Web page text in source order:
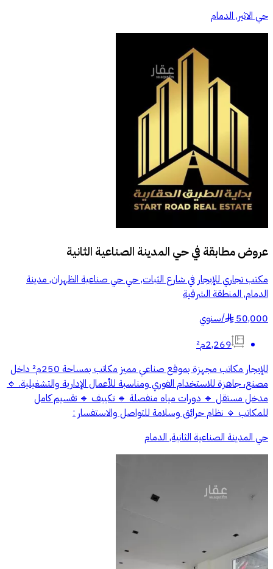
حي الاثير, الدمام
عروض مطابقة فيحي المدينة الصناعية الثانية
مكتب تجاري للإيجار في شارع الثبات, حي حي صناعية الظهران, مدينة
الدمام, المنطقة الشرقية
50,000
§
/سنوي
2,269م²
للإيجار مكاتب مجهزة بموقع صناعي مميز مكاتب بمساحة 250م² داخل
مصنع، جاهزة للاستخدام الفوري ومناسبة للأعمال الإدارية والتشغيلية. 🔹
مدخل مستقل 🔹 دورات مياه منفصلة 🔹 تكييف 🔹 تقسيم كامل
للمكاتب 🔹 نظام حرائق وسلامة للتواصل والاستفسار :
حي المدينة الصناعية الثانية, الدمام